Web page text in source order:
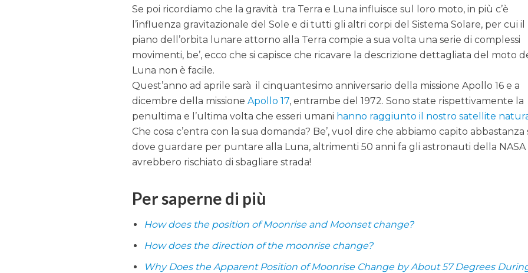
Se poi ricordiamo che la gravità tra Terra e Luna influisce sul loro moto, in più c’è
l’influenza gravitazionale del Sole e di tutti gli altri corpi del Sistema Solare, per cui il
piano dell’orbita lunare attorno alla Terra compie a sua volta una serie di complessi
movimenti, be’, ecco che si capisce che ricavare la descrizione dettagliata del moto
Luna non è facile.
Quest’anno ad aprile sarà il cinquantesimo anniversario della missione Apollo 16 e a
dicembre della missioneApollo 17, entrambe del 1972. Sono state rispettivamente la
penultima e l’ultima volta che esseri umani hanno raggiunto il nostro satellite
Che cosa c’entra con la sua domanda? Be’, vuol dire che abbiamo capito abbastanza
dove guardare per puntare alla Luna, altrimenti 50 anni fa gli astronauti della NASA
avrebbero rischiato di sbagliare strada!
Per saperne di più
How does the position of Moonrise and Moonset change?
How does the direction of the moonrise change?
Why Does the Apparent Position of Moonrise Change by About 57 Degrees